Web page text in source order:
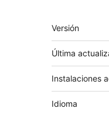
Meta
Versión
Última
Instalaciones
Idioma